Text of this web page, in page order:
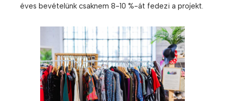
éves bevételünk csaknem 8-10 %-át fedezi a projekt.